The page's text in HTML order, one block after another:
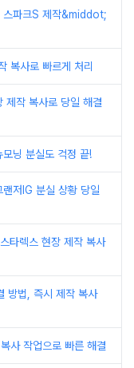
스파크S 제작&middot;
복사로 빠르게 처리
제작 복사로 당일 해결
닝 분실도 걱정 끝!
저IG 분실 상황 당일
타렉스 현장 제작 복사
방법, 즉시 제작 복사
사 작업으로 빠른 해결